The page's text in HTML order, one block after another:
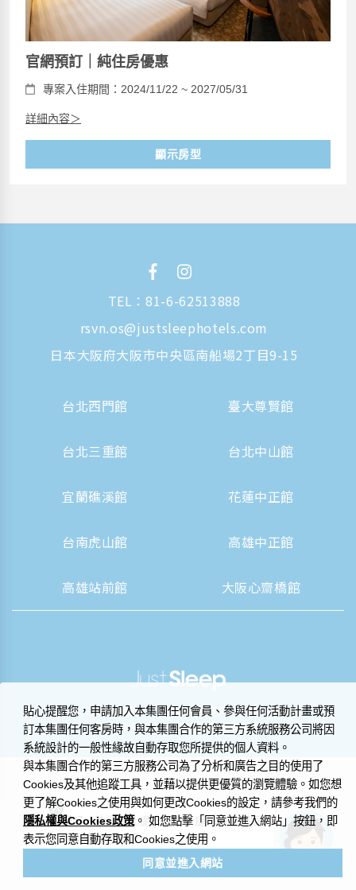
官網預訂｜純住房優惠
專案入住期間：2024/11/22 ~ 2027/05/31
詳細內容＞
顯示房型
TEL：81-6-62513888
rsvn.os@justsleephotels.com
日本大阪府大阪市中央區南船場2丁目9-15
台北西門館 臺大尊賢館
台北三重館 台北中山館
宜蘭礁溪館 花蓮中正館
台南虎山館 高雄中正館
高雄站前館 大阪心齋橋館
營業人資訊揭露 |
隱私權聲明與 Cookie 政策
© 2014-2026 晶華國際酒店集團
貼心提醒您，申請加入本集團任何會員、參與任何活動計畫或預
訂本集團任何客房時，與本集團合作的第三方系統服務公司將因
系統設計的一般性緣故自動存取您所提供的個人資料。
與本集團合作的第三方服務公司為了分析和廣告之目的使用了
Cookies及其他追蹤工具，並藉以提供更優質的瀏覽體驗。如您想
更了解Cookies之使用與如何更改Cookies的設定，請參考我們的
隱私權與Cookies政策 。 如您點擊「同意並進入網站」按鈕，即
表示您同意自動存取和Cookies之使用。
同意並進入網站
您好，歡迎在此提出問題，捷絲旅小管家
很樂意為您解答。